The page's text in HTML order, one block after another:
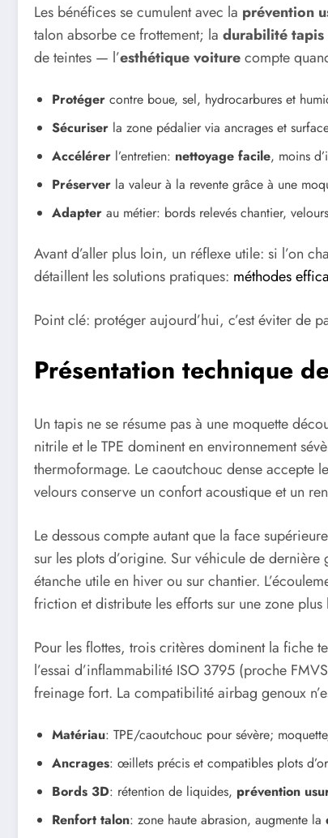
Les bénéfices se cumulent avec la prévention
talon absorbe ce frottement; la durabilité tapis
de teintes — l’esthétique voiturecompte
Protéger contre boue, sel, hydrocarbures et
Sécuriser la zone pédalier via ancrages et
Accélérer l’entretien: nettoyage facile, moins
Préserver la valeur à la revente grâce à une
Adapter au métier: bords relevés chantier,
Avant d’aller plus loin, un réflexe utile: si l’on
détaillent les solutions pratiques: méthodes
Point clé: protéger aujourd’hui, c’est éviter de
Présentation technique
Un tapis ne se résume pas à une moquette
nitrile et le TPE dominent en environnement
thermoformage. Le caoutchouc dense accepte
velours conserve un confort acoustique et un
Le dessous compte autant que la face
sur les plots d’origine. Sur véhicule de
étanche utile en hiver ou sur chantier.
friction et distribute les efforts sur une zone plus
Pour les flottes, trois critères dominent la fiche
l’essai d’inflammabilité ISO 3795 (proche
freinage fort. La compatibilité airbag genoux
Matériau: TPE/caoutchouc pour sévère;
Ancrages: œillets précis et compatibles plots
Bords 3D: rétention de liquides, prévention
Renfort talon: zone haute abrasion, augmente la